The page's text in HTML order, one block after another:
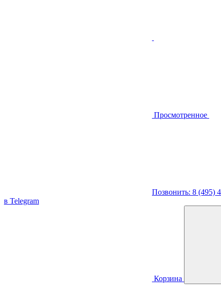
Просмотренное
Позвонить: 8 (495)
в Telegram
Корзина